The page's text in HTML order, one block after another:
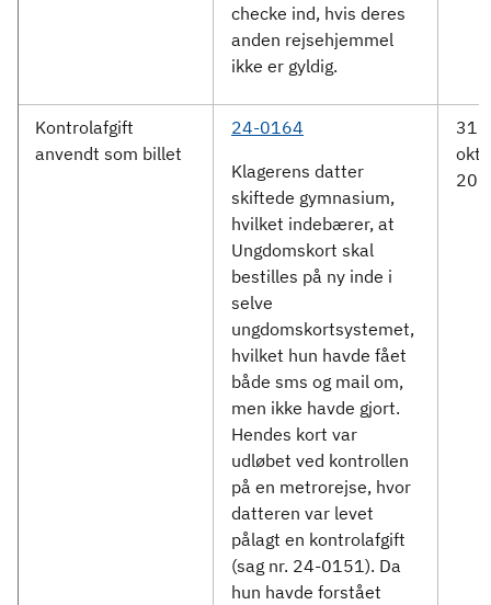
checke ind, hvis deres
anden rejsehjemmel
ikke er gyldig.
Kontrolafgift
anvendt som billet
24-0164
Klagerens datter
skiftede gymnasium,
hvilket indebærer, at
Ungdomskort skal
bestilles på ny inde i
selve
ungdomskortsystemet,
hvilket hun havde fået
både sms og mail om,
men ikke havde gjort.
Hendes kort var
udløbet ved kontrollen
på en metrorejse, hvor
datteren var levet
pålagt en kontrolafgift
(sag nr. 24-0151). Da
hun havde forstået
31.